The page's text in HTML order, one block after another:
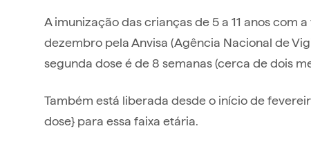
A imunização das crianças de 5 a 11 anos com
dezembro pela Anvisa (Agência Nacional de
segunda dose é de 8 semanas (cerca de dois
Também está liberada desde o início de
dose} para essa faixa etária.